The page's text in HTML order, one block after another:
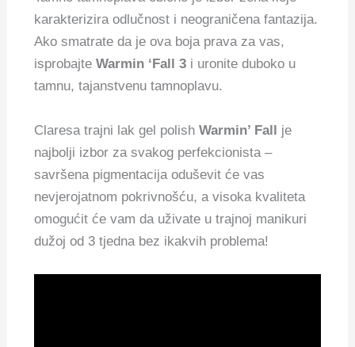
karakterizira odlučnost i neograničena fantazija.
Ako smatrate da je ova boja prava za vas,
isprobajteWarmin ‘Fall 3 i uronite duboko u
tamnu, tajanstvenu tamnoplavu.
Claresa trajni lak gel polishWarmin’ Fall je
najbolji izbor za svakog perfekcionista –
savršena pigmentacija oduševit će vas
nevjerojatnom pokrivnošću, a visoka kvaliteta
omogućit će vam da uživate u trajnoj manikuri
dužoj od 3 tjedna bez ikakvih problema!